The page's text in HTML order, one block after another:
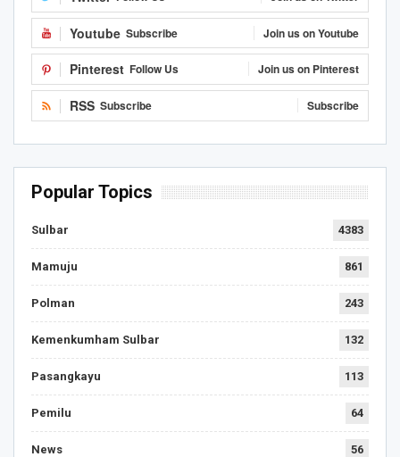
Youtube Subscribe Join us on Youtube
Pinterest Follow Us Join us on Pinterest
RSS Subscribe Subscribe
Popular Topics
Sulbar 4383
Mamuju 861
Polman 243
Kemenkumham Sulbar 132
Pasangkayu 113
Pemilu 64
News 56